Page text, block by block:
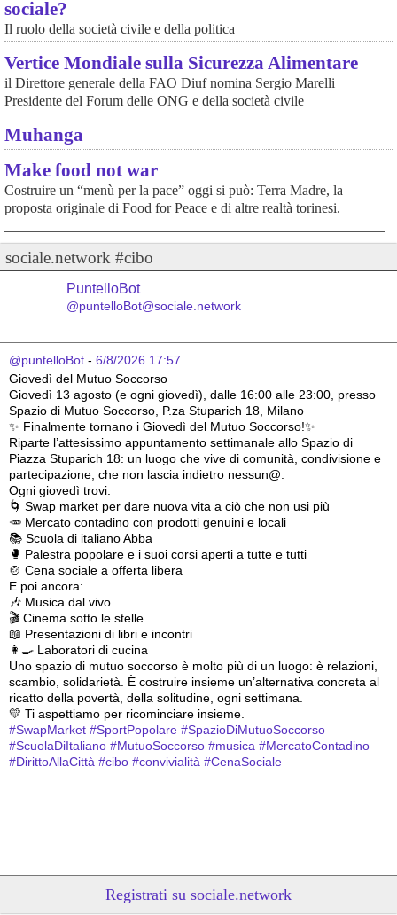
sociale?
Il ruolo della società civile e della politica
Vertice Mondiale sulla Sicurezza Alimentare
il Direttore generale della FAO Diuf nomina Sergio Marelli
Presidente del Forum delle ONG e della società civile
Muhanga
Make food not war
Costruire un “menù per la pace” oggi si può: Terra Madre, la
proposta originale di Food for Peace e di altre realtà torinesi.
sociale.network #cibo
PuntelloBot
@puntelloBot@sociale.network
@puntelloBot - 6/8/2026 17:57
Giovedì del Mutuo Soccorso
Giovedì 13 agosto (e ogni giovedì), dalle 16:00 alle 23:00, presso
Spazio di Mutuo Soccorso, P.za Stuparich 18, Milano
✨ Finalmente tornano i Giovedì del Mutuo Soccorso!✨
Riparte l’attesissimo appuntamento settimanale allo Spazio di
Piazza Stuparich 18: un luogo che vive di comunità, condivisione e
partecipazione, che non lascia indietro nessun@.
Ogni giovedì trovi:
🌀 Swap market per dare nuova vita a ciò che non usi più
🥕 Mercato contadino con prodotti genuini e locali
📚 Scuola di italiano Abba
🥊 Palestra popolare e i suoi corsi aperti a tutte e tutti
🍲 Cena sociale a offerta libera
E poi ancora:
🎶 Musica dal vivo
🎬 Cinema sotto le stelle
📖 Presentazioni di libri e incontri
👩‍🍳 Laboratori di cucina
Uno spazio di mutuo soccorso è molto più di un luogo: è relazioni,
scambio, solidarietà. È costruire insieme un’alternativa concreta al
ricatto della povertà, della solitudine, ogni settimana.
💛 Ti aspettiamo per ricominciare insieme.
#SwapMarket #SportPopolare #SpazioDiMutuoSoccorso
#ScuolaDiItaliano #MutuoSoccorso #musica #MercatoContadino
#DirittoAllaCittà #cibo #convivialità #CenaSociale
Registrati su sociale.network